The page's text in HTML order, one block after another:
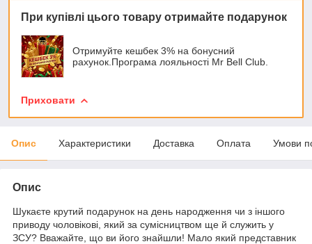
При купівлі цього товару отримайте подарунок
Отримуйте кешбек 3% на бонусний
рахунок.Програма лояльності Mr Bell Club.
Приховати
Опис Характеристики Доставка Оплата Умови
Опис
Шукаєте крутий подарунок на день народження чи з іншого
приводу чоловікові, який за сумісництвом ще й служить у
ЗСУ? Вважайте, що ви його знайшли! Мало який представник